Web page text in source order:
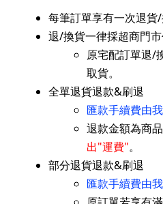
每筆訂單享有一次退貨
退/換貨一律採超商門
原宅配訂單退/
取貨。
全單退貨退款&刷退
匯款手續費由我
退款金額為商
出"運費"。
部分退貨退款&刷退
匯款手續費由